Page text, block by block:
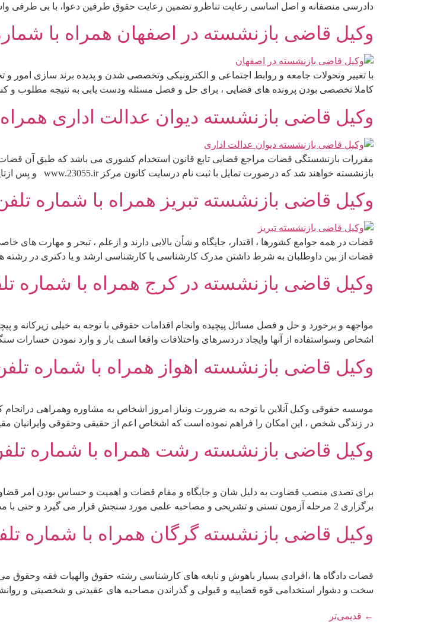
دادرسی منصفانه و اصل اساسی رعایت تناظرو تضمین رعایت حقوق طرفین دعوا، با بی طرفی
وکیل قاضی بازنشسته در اصفهان همراه با
با تغییر وتحولات جامعه و روابط اجتماعی و الکترونیکی وتخصصی شدن و پدیده برند سازی
کاملا تخصصی بودن پرونده های قضایی ، برای حل و فصل مسئله ودست یابی به نتیجه مطلوب
وکیل قاضی بازنشسته دیوان عدالت اداری
بازنشسته خواهند شد که درصورت تمایل با ثبت نام درسایت کانون مرکز www.23055.ir و پس ازتایید صلاحیت و اخذ پروانه پایه یک دادگستری می توانند […]
وکیل قاضی بازنشسته تبریز همراه با شماره
قضات در همه جوامع کشورها ، اقتدار، جایگاه و شأن بالایی دارند و ازعلم ، تبحر و مهارت های
قضات از بین داوطلبان به شرط داشتن مدرک کارشناسی یا کارشناسی ارشد و یا دکتری در رشته
وکیل قاضی بازنشسته در کرج همراه با شماره
مواجهه و برخورد و حل و فصل مسائل پیچیده وانجام اقدامات حقوقی با توجه به خیلی
اشخاص وسواستفاده از آنها وایجاد دردسرهای واختلافات واقعا اسف بار و وارد نمودن خسارات
وکیل قاضی بازنشسته اهواز همراه با شماره
موسسه حقوقی وکیل آنلاین با توجه به ضرورت ونیاز امروز اشخاص به مشاوره وهمراهی
در زندگی شخص ، این امکان را فراهم نموده است که اشخاص اعم از حقیقی وحقوقی وایرانیان
وکیل قاضی بازنشسته رشت همراه با شماره
برای تصدی منصب قضاوت به دلیل شان و جایگاه و مقام قضات و اهمیت و حساس بودن امر
برگزاری 2 مرحله آزمون تستی و تشریحی و مصاحبه علمی مورد سنجش قرار می گیرد و حتی با مصاحبه های عقیدتی و روانشناختی ، […]
وکیل قاضی بازنشسته گرگان همراه با شماره
قضات دادگاه ها ،افرادی بسیار باهوش و نابغه های کارشناسی رشته حقوق والهیات فقه
سخت و دشوار استخدامی قوه قضاییه و قبولی و گذراندن مصاحبه های عقیدتی و شخصیتی و
← قدیمی‌تر